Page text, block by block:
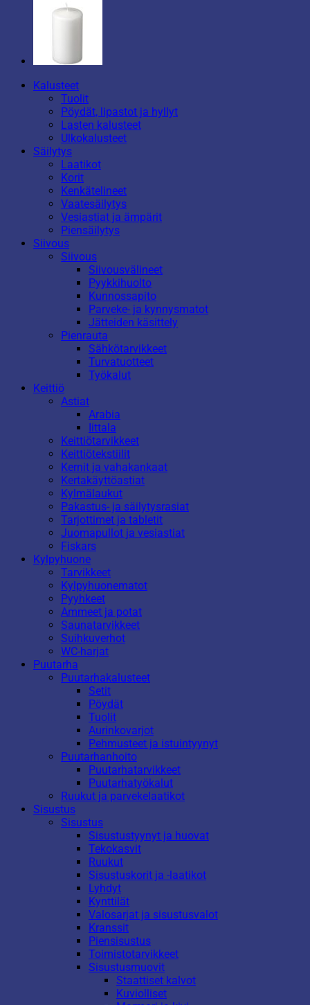
Kalusteet
Tuolit
Pöydät, lipastot ja hyllyt
Lasten kalusteet
Ulkokalusteet
Säilytys
Laatikot
Korit
Kenkätelineet
Vaatesäilytys
Vesiastiat ja ämpärit
Piensäilytys
Siivous
Siivous
Siivousvälineet
Pyykkihuolto
Kunnossapito
Parveke- ja kynnysmatot
Jätteiden käsittely
Pienrauta
Sähkötarvikkeet
Turvatuotteet
Työkalut
Keittiö
Astiat
Arabia
Iittala
Keittiötarvikkeet
Keittiötekstiilit
Kernit ja vahakankaat
Kertakäyttöastiat
Kylmälaukut
Pakastus- ja säilytysrasiat
Tarjottimet ja tabletit
Juomapullot ja vesiastiat
Fiskars
Kylpyhuone
Tarvikkeet
Kylpyhuonematot
Pyyhkeet
Ammeet ja potat
Saunatarvikkeet
Suihkuverhot
WC-harjat
Puutarha
Puutarhakalusteet
Setit
Pöydät
Tuolit
Aurinkovarjot
Pehmusteet ja istuintyynyt
Puutarhanhoito
Puutarhatarvikkeet
Puutarhatyökalut
Ruukut ja parvekelaatikot
Sisustus
Sisustus
Sisustustyynyt ja huovat
Tekokasvit
Ruukut
Sisustuskorit ja -laatikot
Lyhdyt
Kynttilät
Valosarjat ja sisustusvalot
Kranssit
Piensisustus
Toimistotarvikkeet
Sisustusmuovit
Staattiset kalvot
Kuviolliset